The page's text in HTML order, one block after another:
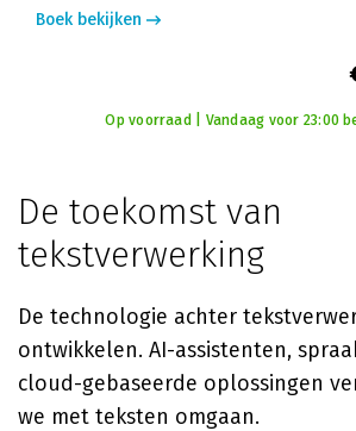
Boek bekijken
Op voorraad | Vandaag voor 23:00
De toekomst van
tekstverwerking
De technologie achter
ontwikkelen. AI-assistenten,
cloud-gebaseerde oplossingen
we met teksten omgaan.